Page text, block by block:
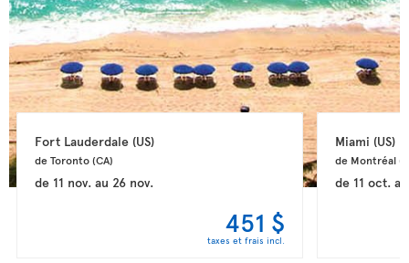
Fort Lauderdale (US)
de Toronto (CA)
de 11 nov.au 26 nov.
451 $
taxes et frais incl.
Miami (US)
de Montréal
de 11 oct.